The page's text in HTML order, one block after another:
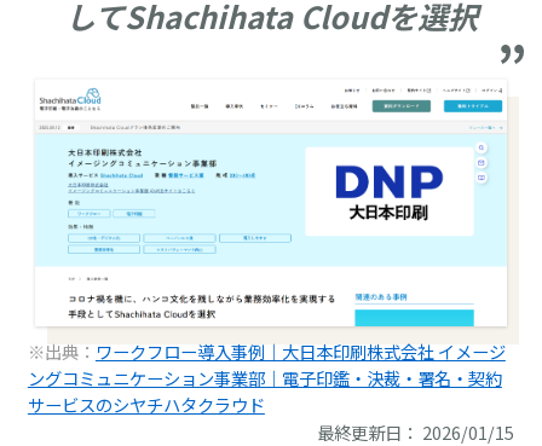
してShachihata Cloudを選択
※出典： ワークフロー導入事例｜大日本印刷株式会社 イメージ
ングコミュニケーション事業部｜電子印鑑・決裁・署名・契約
サービスのシヤチハタクラウド
最終更新日： 2026/01/15